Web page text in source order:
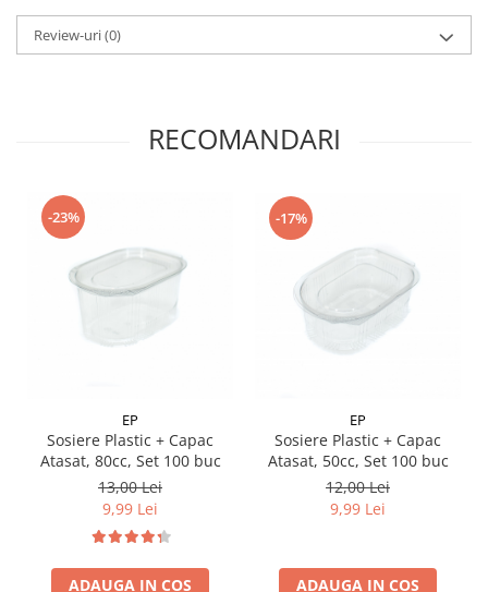
Review-uri(0)
RECOMANDARI
-23%
EP
Sosiere Plastic + Capac
Atasat, 80cc, Set 100 buc
13,00 Lei
9,99 Lei
ADAUGA IN COS
-17%
EP
Sosiere Plastic + Capac
Atasat, 50cc, Set 100 buc
12,00 Lei
9,99 Lei
ADAUGA IN COS